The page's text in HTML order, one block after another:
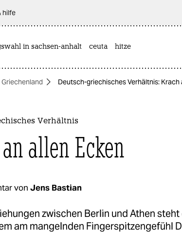
hilfe
in sachsen-anhalt ceuta hitze
Griechenland Deutsch-griechisches Verhältnis: Krach
Verhältnis
allen Ecken
von Jens Bastian
zwischen Berlin und Athen
am mangelnden Fingerspitzengefühl